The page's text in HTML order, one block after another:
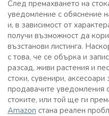
След премахването на
уведомление с обяснение
и, в зависимост от
получи възможност да
възстанови листинга.
с това, че се обърка и
разсад, живи растения и
стоки, сувенири,
продавачите уведомления
стоките, или той ще ги
Amazon стана реален